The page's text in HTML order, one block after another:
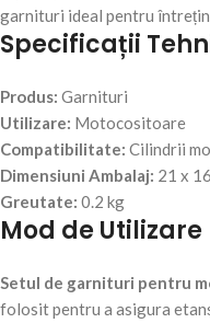
garnituri ideal pentru
Specificații
Produs: Garnituri
Utilizare: Motocositoare
Compatibilitate: Cilindrii
Dimensiuni Ambalaj: 21 x
Greutate: 0.2 kg
Mod de Utilizare
Setul de garnituri pentru
folosit pentru a asigura